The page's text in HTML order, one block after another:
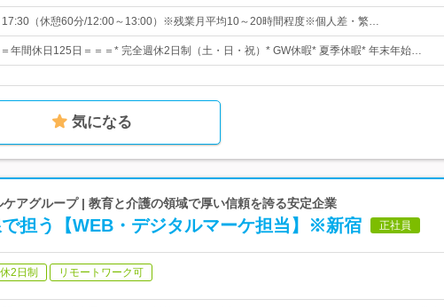
17:30（休憩60分/12:00～13:00）※残業月平均10～20時間程度※個人差・繁…
年間休日125日＝＝＝* 完全週休2日制（土・日・祝）* GW休暇* 夏季休暇* 年末年始…
気になる
アグループ | 教育と介護の領域で厚い信頼を誇る安定企業
担う【WEB・デジタルマーケ担当】※新宿 正社員
2日制 リモートワーク可